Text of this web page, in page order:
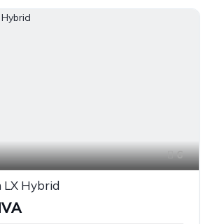
6
LX Hybrid